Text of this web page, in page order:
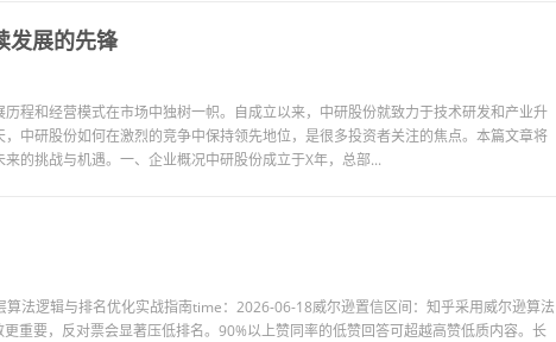
发展的先锋
程和经营模式在市场中独树一帜。自成立以来，中研股份就致力于技术研发和产业升
中研股份如何在激烈的竞争中保持领先地位，是很多投资者关注的焦点。本篇文章将
的挑战与机遇。一、企业概况中研股份成立于X年，总部...
法逻辑与排名优化实战指南time：2026-06-18威尔逊置信区间：知乎采用威尔逊算法
重要，反对票会显著压低排名。90%以上赞同率的低赞回答可超越高赞低质内容。长